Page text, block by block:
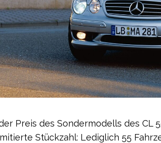
Preis des Sondermodells des CL
Stückzahl: Lediglich 55